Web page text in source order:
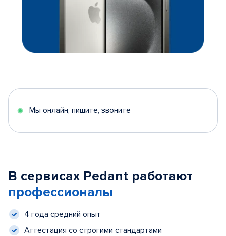
Мы онлайн, пишите, звоните
В сервисах Pedant работают
профессионалы
4 года средний опыт
Аттестация со строгими стандартами